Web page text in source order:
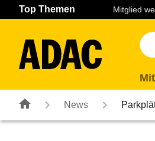
Navigation Seiteninhalt
Top Themen Mitglied
News